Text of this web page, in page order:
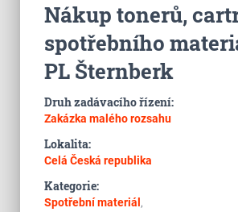
Nákup tonerů,
spotřebního
PL Šternberk
Druh zadávacího řízení:
Zakázka malého rozsahu
Lokalita:
Celá Česká republika
Kategorie:
Spotřební materiál ,